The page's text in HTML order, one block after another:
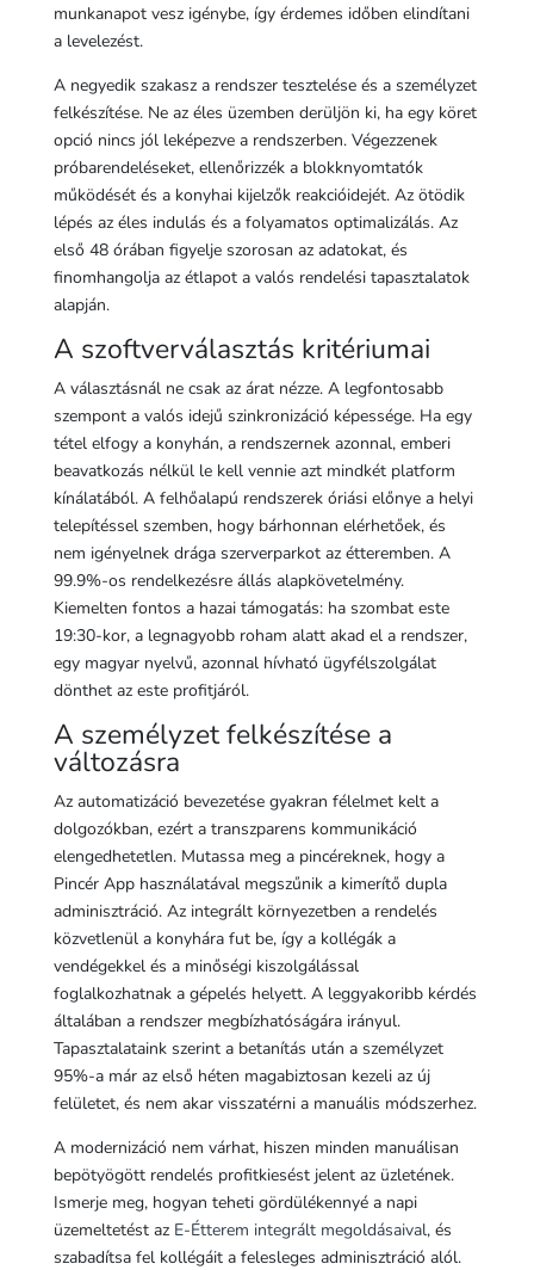
munkanapot vesz igénybe, így érdemes időben elindítani
a levelezést.
A negyedik szakasz a rendszer tesztelése és a személyzet
felkészítése. Ne az éles üzemben derüljön ki, ha egy köret
opció nincs jól leképezve a rendszerben. Végezzenek
próbarendeléseket, ellenőrizzék a blokknyomtatók
működését és a konyhai kijelzők reakcióidejét. Az ötödik
lépés az éles indulás és a folyamatos optimalizálás. Az
első 48 órában figyelje szorosan az adatokat, és
finomhangolja az étlapot a valós rendelési tapasztalatok
alapján.
A szoftverválasztás kritériumai
A választásnál ne csak az árat nézze. A legfontosabb
szempont a valós idejű szinkronizáció képessége. Ha egy
tétel elfogy a konyhán, a rendszernek azonnal, emberi
beavatkozás nélkül le kell vennie azt mindkét platform
kínálatából. A felhőalapú rendszerek óriási előnye a helyi
telepítéssel szemben, hogy bárhonnan elérhetőek, és
nem igényelnek drága szerverparkot az étteremben. A
99.9%-os rendelkezésre állás alapkövetelmény.
Kiemelten fontos a hazai támogatás: ha szombat este
19:30-kor, a legnagyobb roham alatt akad el a rendszer,
egy magyar nyelvű, azonnal hívható ügyfélszolgálat
dönthet az este profitjáról.
A személyzet felkészítése a
változásra
Az automatizáció bevezetése gyakran félelmet kelt a
dolgozókban, ezért a transzparens kommunikáció
elengedhetetlen. Mutassa meg a pincéreknek, hogy a
Pincér App használatával megszűnik a kimerítő dupla
adminisztráció. Az integrált környezetben a rendelés
közvetlenül a konyhára fut be, így a kollégák a
vendégekkel és a minőségi kiszolgálással
foglalkozhatnak a gépelés helyett. A leggyakoribb kérdés
általában a rendszer megbízhatóságára irányul.
Tapasztalataink szerint a betanítás után a személyzet
95%-a már az első héten magabiztosan kezeli az új
felületet, és nem akar visszatérni a manuális módszerhez.
A modernizáció nem várhat, hiszen minden manuálisan
bepötyögött rendelés profitkiesést jelent az üzletének.
Ismerje meg, hogyan teheti gördülékennyé a napi
üzemeltetést az E-Étterem integrált megoldásaival, és
szabadítsa fel kollégáit a felesleges adminisztráció alól.